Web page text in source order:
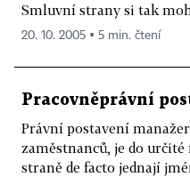
Smluvní strany si tak
20. 10. 2005 ▪ 5 min. čtení
Pracovněprávní
Právní postavení
zaměstnanců, je do
straně de facto jednají